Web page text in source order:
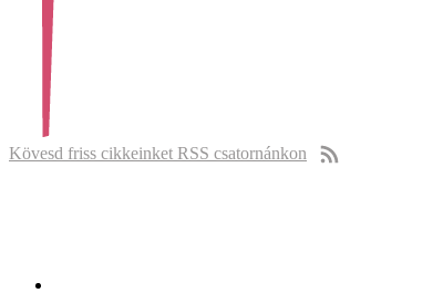
Kövesd friss cikkeinket RSS csatornánkon